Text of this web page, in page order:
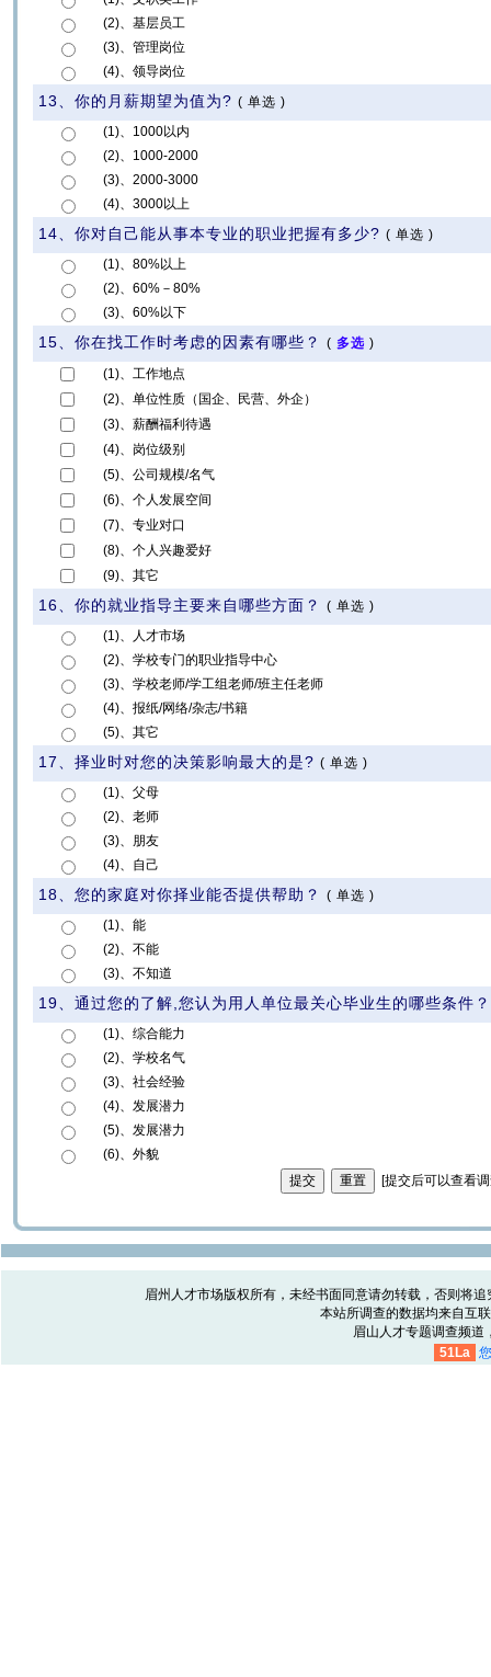
(2)、基层员工
(3)、管理岗位
(4)、领导岗位
13、你的月薪期望为值为? ( 单选 )
(1)、1000以内
(2)、1000-2000
(3)、2000-3000
(4)、3000以上
14、你对自己能从事本专业的职业把握有多少? ( 单选 )
(1)、80%以上
(2)、60%－80%
(3)、60%以下
15、你在找工作时考虑的因素有哪些？ ( 多选 )
(1)、工作地点
(2)、单位性质（国企、民营、外企）
(3)、薪酬福利待遇
(4)、岗位级别
(5)、公司规模/名气
(6)、个人发展空间
(7)、专业对口
(8)、个人兴趣爱好
(9)、其它
16、你的就业指导主要来自哪些方面？ ( 单选 )
(1)、人才市场
(2)、学校专门的职业指导中心
(3)、学校老师/学工组老师/班主任老师
(4)、报纸/网络/杂志/书籍
(5)、其它
17、择业时对您的决策影响最大的是? ( 单选 )
(1)、父母
(2)、老师
(3)、朋友
(4)、自己
18、您的家庭对你择业能否提供帮助？ ( 单选 )
(1)、能
(2)、不能
(3)、不知道
19、通过您的了解,您认为用人单位最关心毕业生的哪些条件
(1)、综合能力
(2)、学校名气
(3)、社会经验
(4)、发展潜力
(5)、发展潜力
(6)、外貌
[提交后可以查看
眉州人才市场版权所有，未经书面同意请勿转载，否则将
本站所调查的数据均来自互
眉山人才专题调查频道
51La